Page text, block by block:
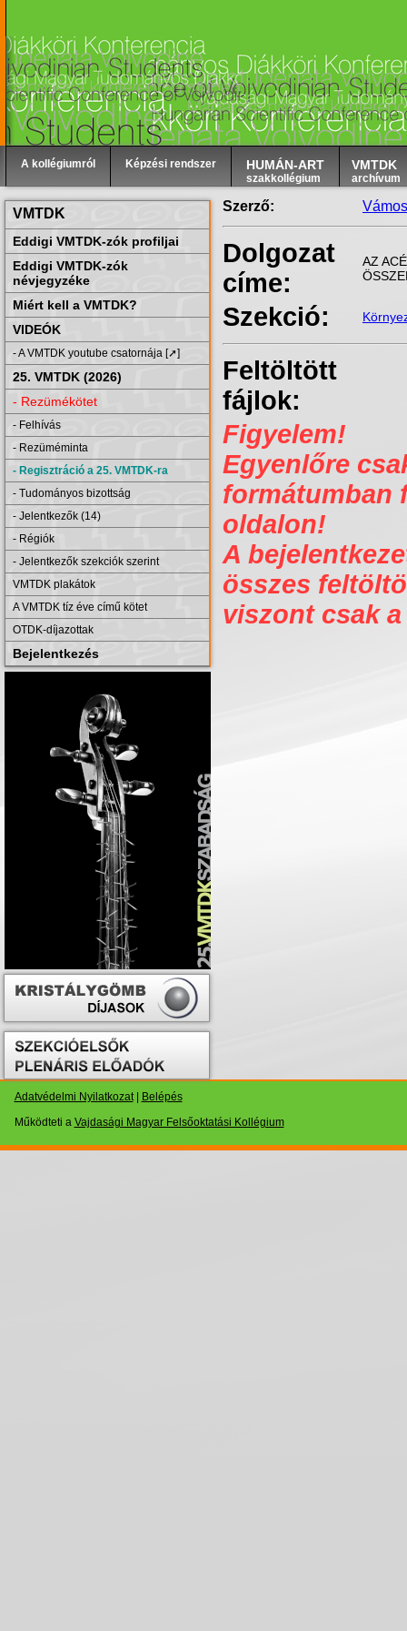
A kollégiumról Képzési rendszer HUMÁN-ART
szakkollégium
VMTDK
archívum
VMTDK
Eddigi VMTDK-zók profiljai
Eddigi VMTDK-zók
névjegyzéke
Miért kell a VMTDK?
VIDEÓK
- A VMTDK youtube csatornája [➚]
25. VMTDK (2026)
- Rezümékötet
- Felhívás
- Rezüméminta
- Regisztráció a 25. VMTDK-ra
- Tudományos bizottság
- Jelentkezők (14)
- Régiók
- Jelentkezők szekciók szerint
VMTDK plakátok
A VMTDK tíz éve című kötet
OTDK-díjazottak
Bejelentkezés
Szerző:
Dolgozat
címe:
AZ
Szekció:
Feltöltött
fájlok:
Figyelem!
Egyenlőre
formátumban
oldalon!
A
összes
viszont csak
Adatvédelmi Nyilatkozat|
Belépés
Működteti a Vajdasági Magyar Felsőoktatási Kollégium